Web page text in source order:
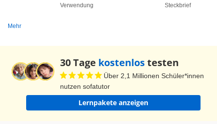
Verwendung
Steckbrief
Mehr
30 Tage kostenlostesten
Über 2,1 Millionen Schüler*innen
nutzen sofatutor
Lernpakete anzeigen